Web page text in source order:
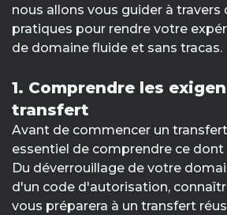
nous allons vous guider à travers
pratiques pour rendre votre
de domaine fluide et sans tracas.
1. Comprendre les
transfert
Avant de commencer un
essentiel de comprendre ce dont
Du déverrouillage de votre
d'un code d'autorisation,
vous préparera à un transfert